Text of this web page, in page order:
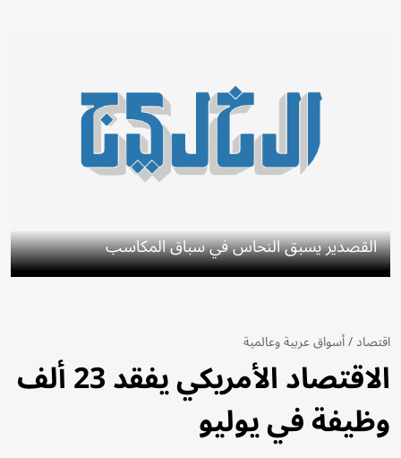
القصدير يسبق النحاس في سباق المكاسب
اقتصاد/أسواق عربية وعالمية
الاقتصاد الأمريكي يفقد 23 ألف
وظيفة في يوليو